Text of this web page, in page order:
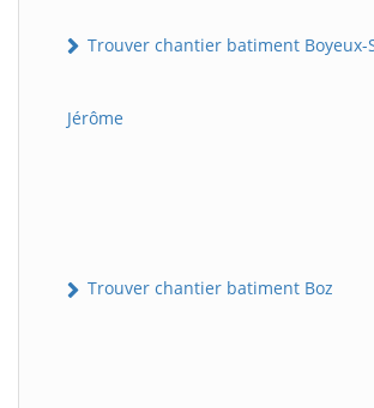
Trouver chantier batiment Boyeux-
Jérôme
Trouver chantier batiment Boz